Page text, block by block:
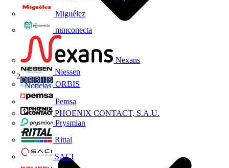
Miguélez
mmconecta
Nexans
Niessen
ORBIS
Pemsa
PHOENIX CONTACT, S.A.U.
Prysmian
Rittal
SACI
Noticias